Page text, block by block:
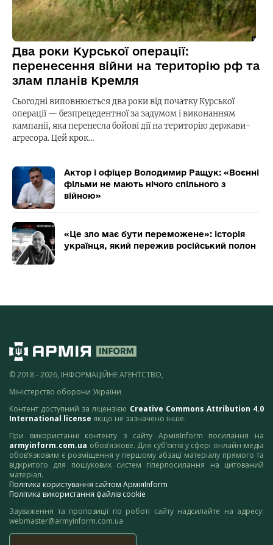
Два роки Курської операції:
перенесення війни на територію рф та
злам планів Кремля
Сьогодні виповнюється два роки від початку Курської
операції — безпрецедентної за задумом і виконанням
кампанії, яка перенесла бойові дії на територію держави-
агресора. Цей крок…
Актор і офіцер Володимир Ращук: «Воєнні
фільми не мають нічого спільного з
війною»
«Це зло має бути переможене»: історія
українця, який пережив російський полон
© 2018 - 2026, ІНФОРМАЦІЙНЕ АГЕНТСТВО,
Міністерство оборони України
Контент доступний за ліцензією Creative Commons Attribution 4.0
International license якщо не зазначено інше.
При використанні контенту з сайту АрміяInform посилання на
armyinform.com.ua обов’язкове. Для суб’єктів у сфері онлайн-медіа
обов’язковим є розміщення у першому абзаці матеріалу прямого та
відкритого для пошукових систем гіперпосилання на цитований
матеріал.
Політика користування сайтом АрміяInform
Політика використання файлів cookie
Зауваження та пропозиції по роботі сайту надсилайте на адресу:
webmaster@armyinform.com.ua